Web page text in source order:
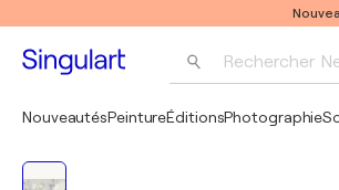
Rechercher
NouveautésPeintureÉditionsPhotographie